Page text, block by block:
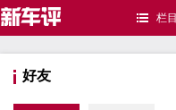
栏目
好友